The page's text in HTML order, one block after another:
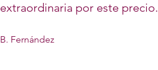
extraordinaria por este
B. Fernández